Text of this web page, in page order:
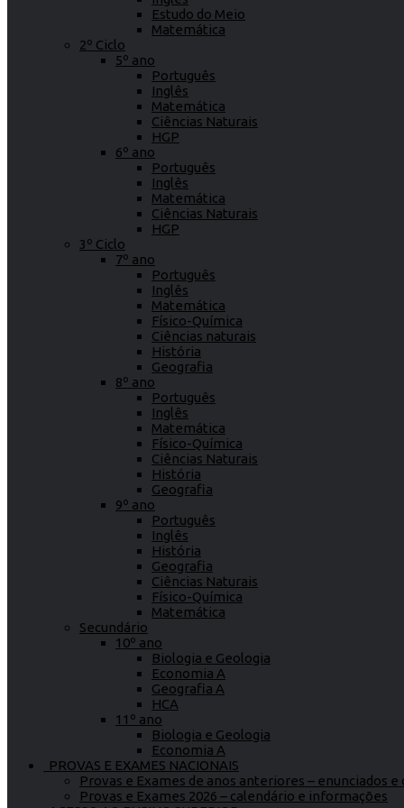
Estudo do Meio
Matemática
2º Ciclo
5º ano
Português
Inglês
Matemática
Ciências Naturais
HGP
6º ano
Português
Inglês
Matemática
Ciências Naturais
HGP
3º Ciclo
7º ano
Português
Inglês
Matemática
Físico-Química
Ciências naturais
História
Geografia
8º ano
Português
Inglês
Matemática
Físico-Química
Ciências Naturais
História
Geografia
9º ano
Português
Inglês
História
Geografia
Ciências Naturais
Físico-Química
Matemática
Secundário
10º ano
Biologia e Geologia
Economia A
Geografia A
HCA
11º ano
Biologia e Geologia
Economia A
PROVAS E EXAMES NACIONAIS
Provas e Exames de anos anteriores – enunciados
Provas e Exames 2026 – calendário e informações